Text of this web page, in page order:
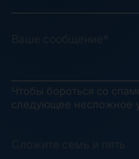
Чтобы бороться со
следующее несложное